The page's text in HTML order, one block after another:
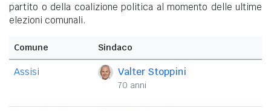
partito o della coalizione politica al momento delle ultime
elezioni comunali.
Comune Sindaco
Assisi Valter Stoppini
70 anni